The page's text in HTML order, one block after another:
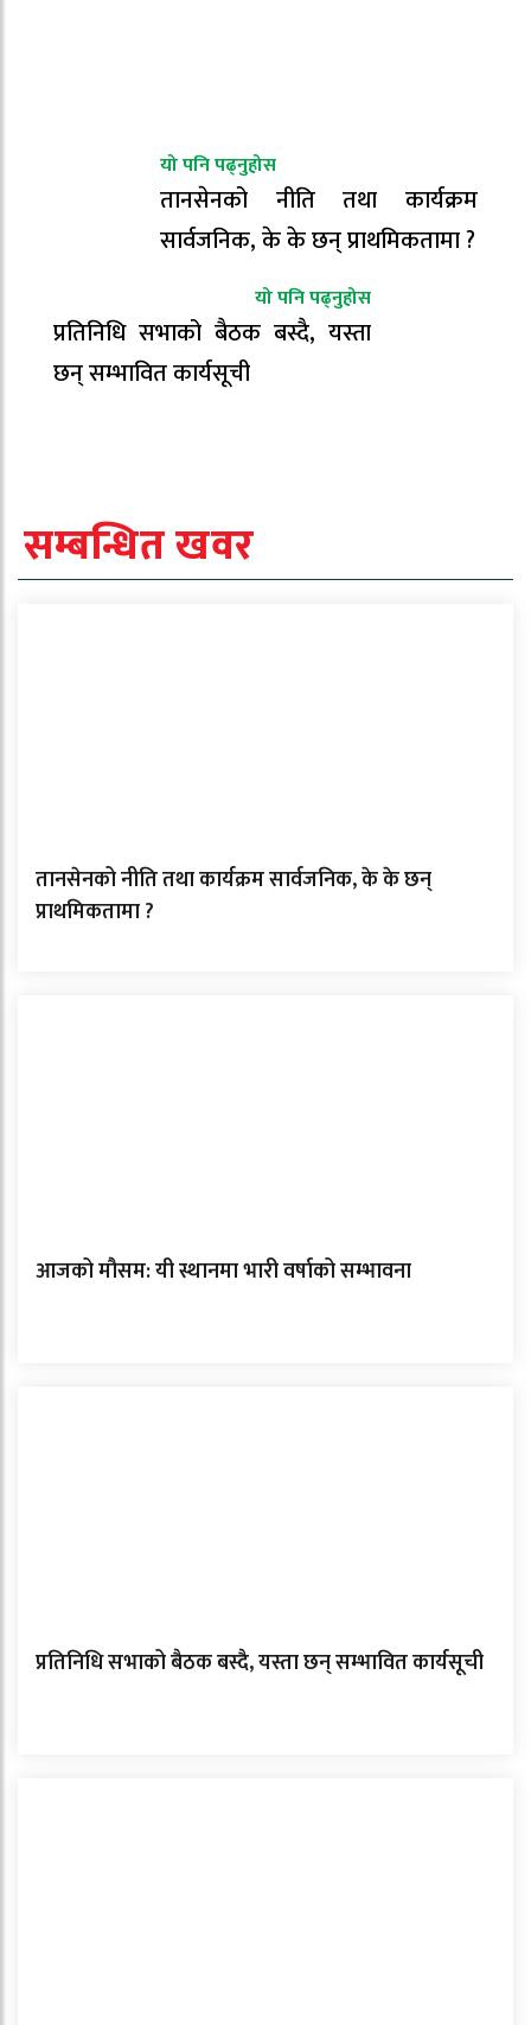
यो पनि पढ्नुहोस
तानसेनको नीति तथा कार्यक्रम
सार्वजनिक, के के छन् प्राथमिकतामा ?
यो पनि पढ्नुहोस
प्रतिनिधि सभाको बैठक बस्दै, यस्ता
छन् सम्भावित कार्यसूची
सम्बन्धित खवर
तानसेनको नीति तथा कार्यक्रम सार्वजनिक, के के छन्
प्राथमिकतामा ?
आजको मौसम: यी स्थानमा भारी वर्षाको सम्भावना
प्रतिनिधि सभाको बैठक बस्दै, यस्ता छन् सम्भावित कार्यसूची